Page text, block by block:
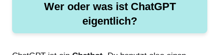
Wer oder was ist ChatGPT
eigentlich?